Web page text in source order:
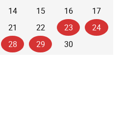
14 15 16
17
21 22 23
24
28 29 30